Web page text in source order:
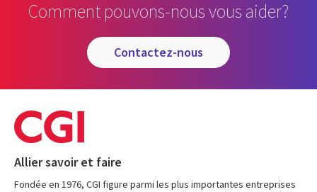
Comment pouvons-nous vous aider?
contactez-nous
Allier savoir et faire
Fondée en 1976, CGI figure parmi les plus importantes entreprises